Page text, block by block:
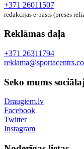
+371 26011507
redakcijas e-pasts (preses
Reklāmas daļa
+371 26311794
Seko mums
Draugiem.lv
Facebook
Twitter
Instagram